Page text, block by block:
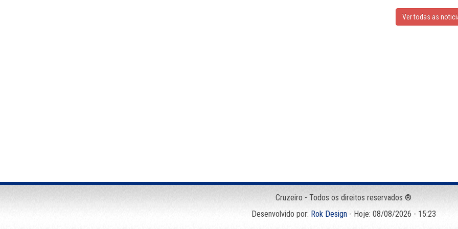
Ver todas as
Cruzeiro - Todos os direitos reservados ®
Desenvolvido por: Rok Design- Hoje: 08/08/2026 - 15:23